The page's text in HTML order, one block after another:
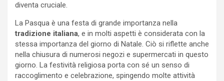
diventa cruciale.
La Pasqua è una festa di grande importanza nella
tradizione italiana, e in molti aspetti è considerata con la
stessa importanza del giorno di Natale. Ciò si riflette anche
nella chiusura di numerosi negozi e supermercati in questo
giorno. La festività religiosa porta con sé un senso di
raccoglimento e celebrazione, spingendo molte attività